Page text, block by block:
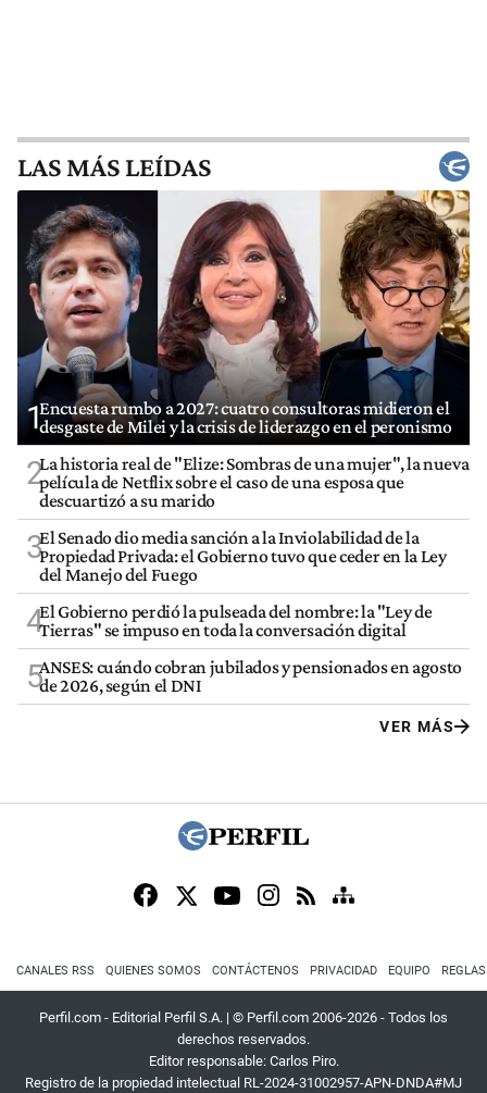
LAS MÁS LEÍDAS
1Encuesta rumbo a 2027: cuatro consultoras midieron el
desgaste de Milei y la crisis de liderazgo en el peronismo
2La historia real de "Elize: Sombras de una mujer", la nueva
película de Netflix sobre el caso de una esposa que
descuartizó a su marido
3El Senado dio media sanción a la Inviolabilidad de la
Propiedad Privada: el Gobierno tuvo que ceder en la Ley
del Manejo del Fuego
4El Gobierno perdió la pulseada del nombre: la "Ley de
Tierras" se impuso en toda la conversación digital
5ANSES: cuándo cobran jubilados y pensionados en agosto
de 2026, según el DNI
VER MÁS
CANALES RSS QUIENES SOMOS CONTÁCTENOS PRIVACIDAD EQUIPO
Perfil.com - Editorial Perfil S.A. | © Perfil.com 2006-2026 - Todos los
derechos reservados.
Editor responsable: Carlos Piro.
Registro de la propiedad intelectual RL-2024-31002957-APN-DNDA#MJ